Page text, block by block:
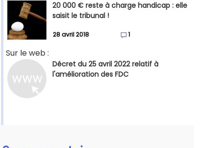
20 000 € reste à charge handicap : elle
saisit le tribunal !
28 avril 2018 1
Sur le web :
Décret du 25 avril 2022 relatif à
l'amélioration des FDC